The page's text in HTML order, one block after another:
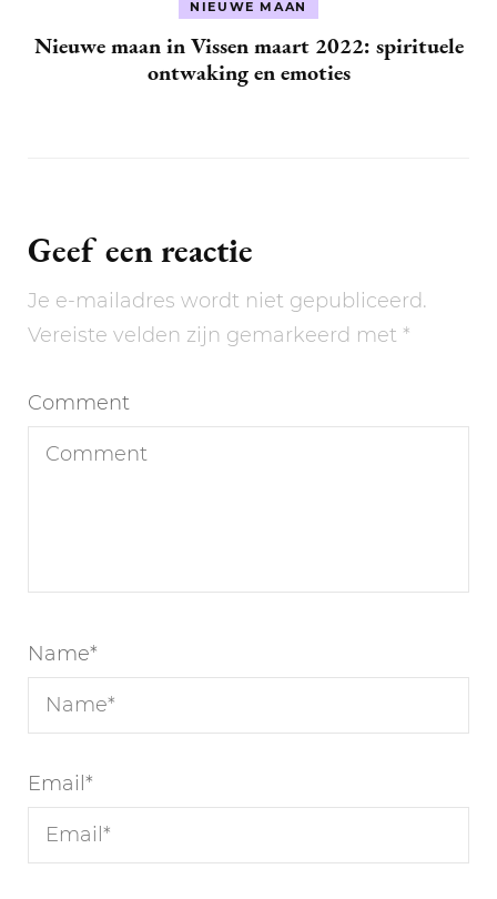
NIEUWE MAAN
Nieuwe maan in Vissen maart 2022: spirituele
ontwaking en emoties
Geef een reactie
Je e-mailadres wordt niet gepubliceerd.
Vereiste velden zijn gemarkeerd met *
Comment
Name*
Email*